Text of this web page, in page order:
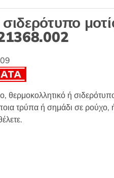
θερμοκολλητικό ή
τρύπα ή σημάδι σε ρούχο,